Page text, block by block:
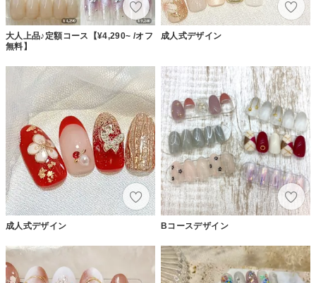
大人上品♪定額コース【¥4,290~ /オフ
無料】
成人式デザイン
成人式デザイン Bコースデザイン